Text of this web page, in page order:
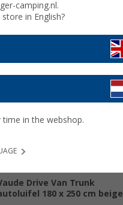
-25%
Drive Van Trunk
180 x 250 cm beige
camping.nl.
in English?
time in the webshop.